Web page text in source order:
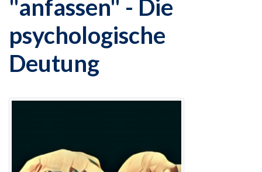
"anfassen" - Die
psychologische
Deutung